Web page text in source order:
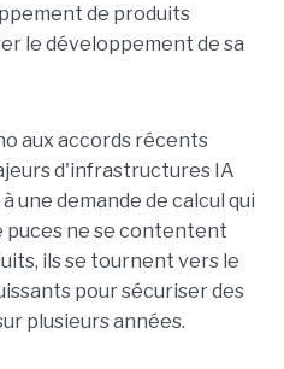
de produits
le développement de sa
aux accords récents
d'infrastructures IA
une demande de calcul qui
puces ne se contentent
ils se tournent vers le
pour sécuriser des
plusieurs années.